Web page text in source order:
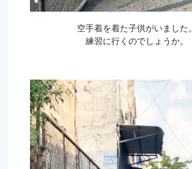
空手着を着た子供がいました。
練習に行くのでしょうか。